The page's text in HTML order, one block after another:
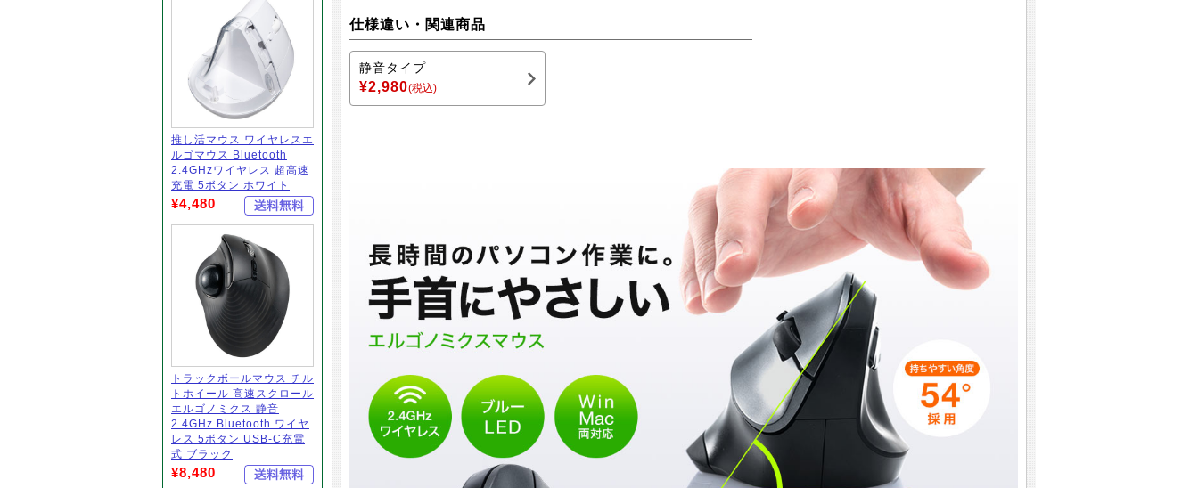
推し活マウス ワイヤレスエ
ルゴマウス Bluetooth
2.4GHzワイヤレス 超高速
充電 5ボタン ホワイト
¥4,480
トラックボールマウス チル
トホイール 高速スクロール
エルゴノミクス 静音
2.4GHz Bluetooth ワイヤ
レス 5ボタン USB-C充電
式 ブラック
¥8,480
仕様違い・関連商品
静音タイプ
¥2,980(税込)